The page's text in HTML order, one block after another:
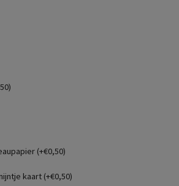
(+€0,50)
kaart (+€0,50)